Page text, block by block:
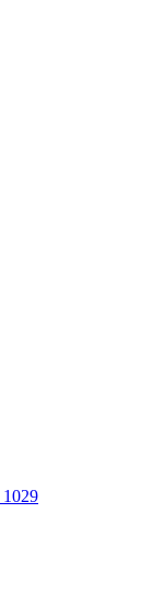
1029